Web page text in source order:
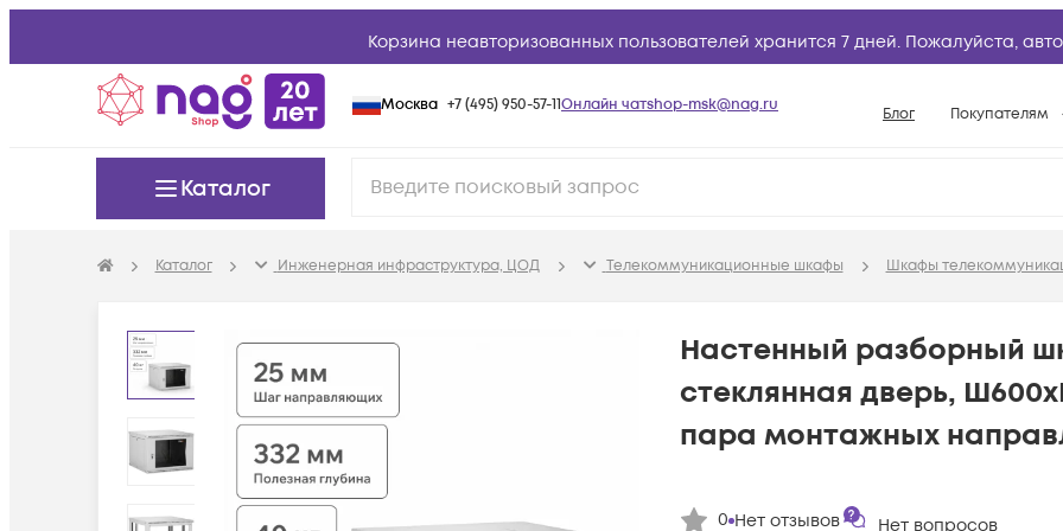
Корзина неавторизованных пользователей хранится 7 дней. Пожалуйста,
Москва +7 (495) 950-57-11Онлайн чатshop-msk@nag.ru Блог Покупателям
Условия
Возврат
Вопросы и
База знаний
Каталог
Каталог Инженерная инфраструктура, ЦОД Телекоммуникационные шкафы Шкафы
Настенный разборный
стеклянная дверь,
пара монтажных
0 Нет отзывов Нет вопросов